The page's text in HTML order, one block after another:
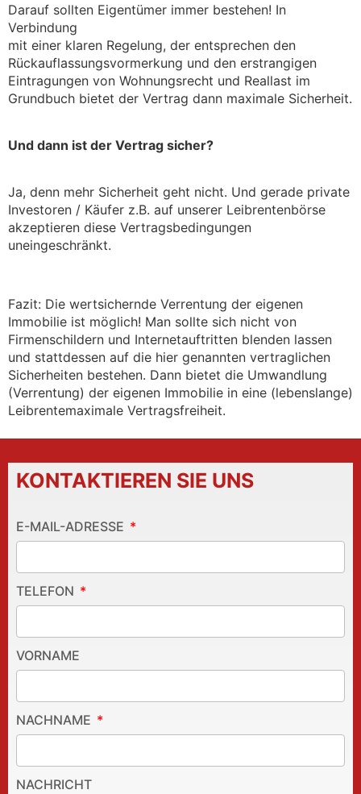
Darauf sollten Eigentümer immer bestehen! In
Verbindung
mit einer klaren Regelung, der entsprechen den
Rückauflassungsvormerkung und den erstrangigen
Eintragungen von Wohnungsrecht und Reallast im
Grundbuch bietet der Vertrag dann maximale Sicherheit.
Und dann ist der Vertrag sicher?
Ja, denn mehr Sicherheit geht nicht. Und gerade private
Investoren / Käufer z.B. auf unserer Leibrentenbörse
akzeptieren diese Vertragsbedingungen
uneingeschränkt.
Fazit: Die wertsichernde Verrentung der eigenen
Immobilie ist möglich! Man sollte sich nicht von
Firmenschildern und Internetauftritten blenden lassen
und stattdessen auf die hier genannten vertraglichen
Sicherheiten bestehen. Dann bietet die Umwandlung
(Verrentung) der eigenen Immobilie in eine (lebenslange)
Leibrentemaximale Vertragsfreiheit.
KONTAKTIEREN SIE UNS
E-MAIL-ADRESSE
TELEFON
VORNAME
NACHNAME
NACHRICHT